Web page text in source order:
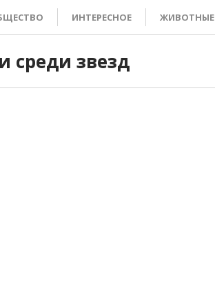
ИНТЕРЕСНОЕ ЖИВОТНЫЕ
среди звезд